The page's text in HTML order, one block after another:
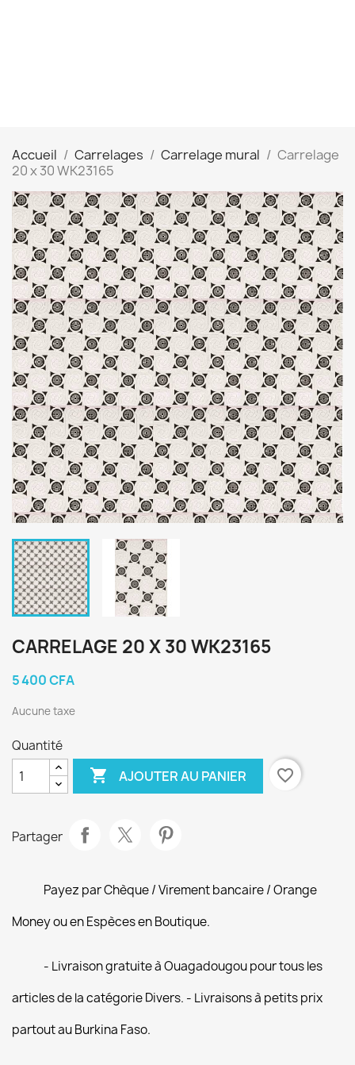
Accueil Carrelages Carrelage mural
Carrelage
20 x 30 WK23165
CARRELAGE 20 X 30 WK23165
5 400 CFA
Aucune taxe
Quantité
 AJOUTER AU PANIER favorite_border
Partager
Payez par Chèque / Virement bancaire / Orange
Money ou en Espèces en Boutique.
- Livraison gratuite à Ouagadougou pour tous les
articles de la catégorie Divers. - Livraisons à petits prix
partout au Burkina Faso.